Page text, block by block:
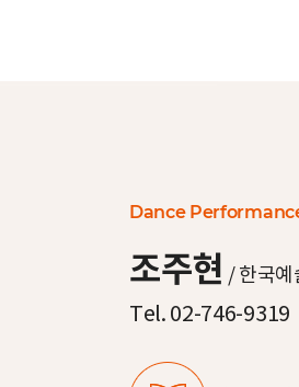
Dance
조주현 /한국예
Tel. 02-746-9319